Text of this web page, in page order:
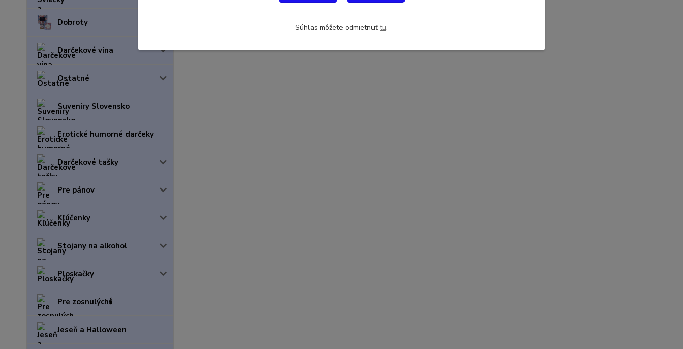
Dobroty
Darčekové vína
Ostatné
Suveníry Slovensko
Erotické humorné darčeky
Darčekové tašky
Pre pánov
Kľúčenky
Stojany na alkohol
Ploskačky
Pre zosnulých🕯️
Jeseň a Halloween
Súhlas môžete odmietnuť tu.